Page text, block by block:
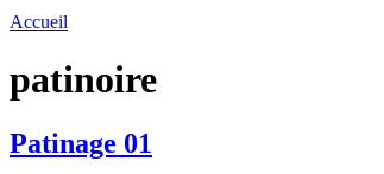
Accueil
patinoire
Patinage 01